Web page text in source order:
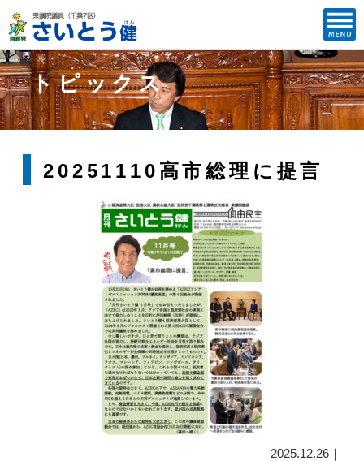
トピックス
20251110高市総理に提言
2025.12.26｜